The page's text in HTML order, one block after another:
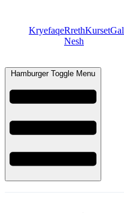
KryefaqeRreth
Nesh
Kurset
Hamburger Toggle Menu